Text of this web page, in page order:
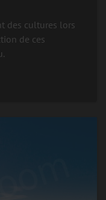
des cultures lors
de ces